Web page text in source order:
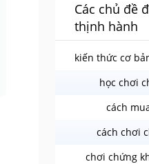
Các chủ đề
thịnh hành
kiến thức cơ
học chơi
cách
cách chơi
chơi chứng